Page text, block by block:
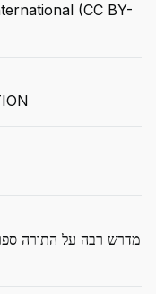
(CC BY-
מדרש רבה על התורה